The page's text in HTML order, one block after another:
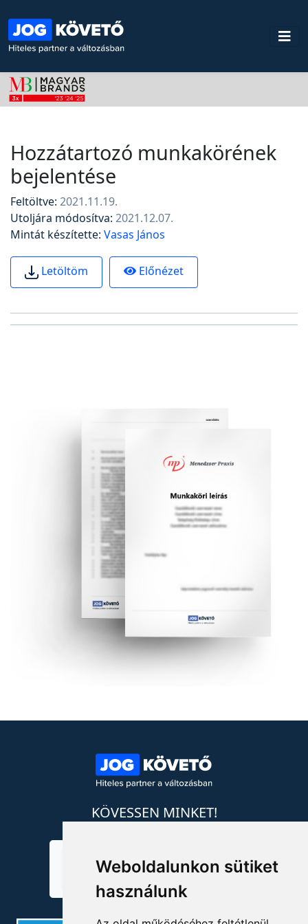
Weboldalunkon sütiket
használunk
Hozzátartozó munkakörének
bejelentése
Feltöltve: 2021.11.19.
Utoljára módosítva: 2021.12.07.
Mintát készítette: Vasas János
Letöltöm Előnézet
KÖVESSEN MINKET!